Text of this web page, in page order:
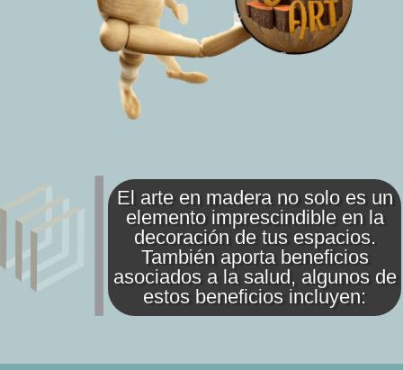
El arte en madera no solo es un
elemento imprescindible en la
decoración de tus espacios.
También aporta beneficios
asociados a la salud, algunos de
estos beneficios incluyen: